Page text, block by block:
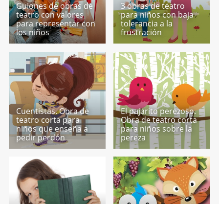
Guiones de obras de
teatro con valores
para representar con
los niños
3 obras de teatro
para niños con baja
tolerancia a la
frustración
Cuentistas. Obra de
teatro corta para
niños que enseña a
pedir perdón
El pajarito perezoso.
Obra de teatro corta
para niños sobre la
pereza